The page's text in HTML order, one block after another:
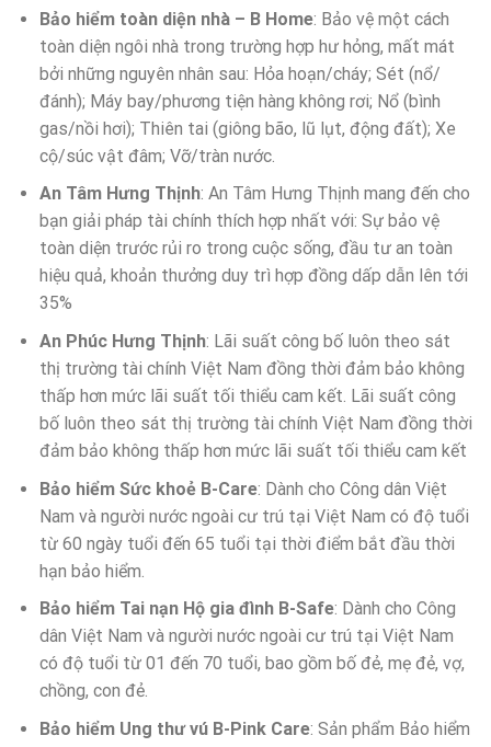
Bảo hiểm toàn diện nhà – B Home: Bảo vệ một cách
toàn diện ngôi nhà trong trường hợp hư hỏng, mất mát
bởi những nguyên nhân sau: Hỏa hoạn/cháy; Sét (nổ/
đánh); Máy bay/phương tiện hàng không rơi; Nổ (bình
gas/nồi hơi); Thiên tai (giông bão, lũ lụt, động đất); Xe
cộ/súc vật đâm; Vỡ/tràn nước.
An Tâm Hưng Thịnh: An Tâm Hưng Thịnh mang đến cho
bạn giải pháp tài chính thích hợp nhất với: Sự bảo vệ
toàn diện trước rủi ro trong cuộc sống, đầu tư an toàn
hiệu quả, khoản thưởng duy trì hợp đồng dấp dẫn lên tới
35%
An Phúc Hưng Thịnh: Lãi suất công bố luôn theo sát
thị trường tài chính Việt Nam đồng thời đảm bảo không
thấp hơn mức lãi suất tối thiểu cam kết. Lãi suất công
bố luôn theo sát thị trường tài chính Việt Nam đồng thời
đảm bảo không thấp hơn mức lãi suất tối thiểu cam kết
Bảo hiểm Sức khoẻ B-Care: Dành cho Công dân Việt
Nam và người nước ngoài cư trú tại Việt Nam có độ tuổi
từ 60 ngày tuổi đến 65 tuổi tại thời điểm bắt đầu thời
hạn bảo hiểm.
Bảo hiểm Tai nạn Hộ gia đình B-Safe: Dành cho Công
dân Việt Nam và người nước ngoài cư trú tại Việt Nam
có độ tuổi từ 01 đến 70 tuổi, bao gồm bố đẻ, mẹ đẻ, vợ,
chồng, con đẻ.
Bảo hiểm Ung thư vú B-Pink Care: Sản phẩm Bảo hiểm